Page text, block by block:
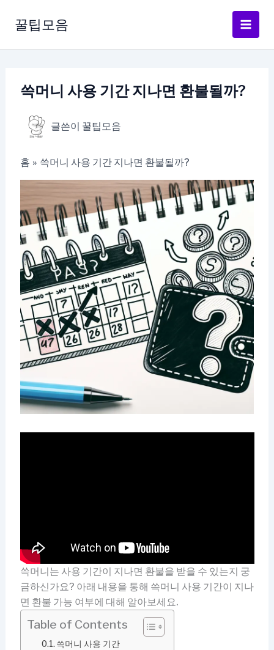
로
꿀팁모음
쓱머니 사용 기간 지나면 환불될까?
글쓴이 꿀팁모음
홈 쓱머니 사용 기간 지나면 환불될까?
쓱머니는 사용 기간이 지나면 환불을 받을 수 있는지 궁
금하신가요? 아래 내용을 통해 쓱머니 사용 기간이 지나
면 환불 가능 여부에 대해 알아보세요.
Table of Contents
쓱머니 사용 기간